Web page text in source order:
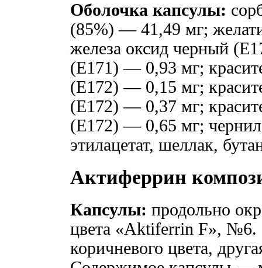
Оболочка капсулы:
(85%) — 41,49 мг;
железа оксид черный
(Е171) — 0,93 мг;
(Е172) — 0,15 мг;
(Е172) — 0,37 мг;
(Е172) — 0,65 мг;
этилацетат, шеллак,
Актиферрин
Капсулы: продольно
цвета «Aktiferrin F», №6.
коричневого цвета,